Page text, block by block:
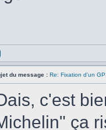
du message : Re: Fixation d'un
c'est
ça